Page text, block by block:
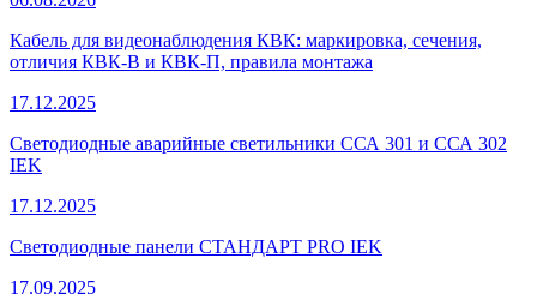
Кабель для видеонаблюдения КВК: маркировка, сечения,
отличия КВК-В и КВК-П, правила монтажа
17.12.2025
Светодиодные аварийные светильники ССА 301 и ССА 302
IEK
17.12.2025
Светодиодные панели СТАНДАРТ PRO IEK
17.09.2025